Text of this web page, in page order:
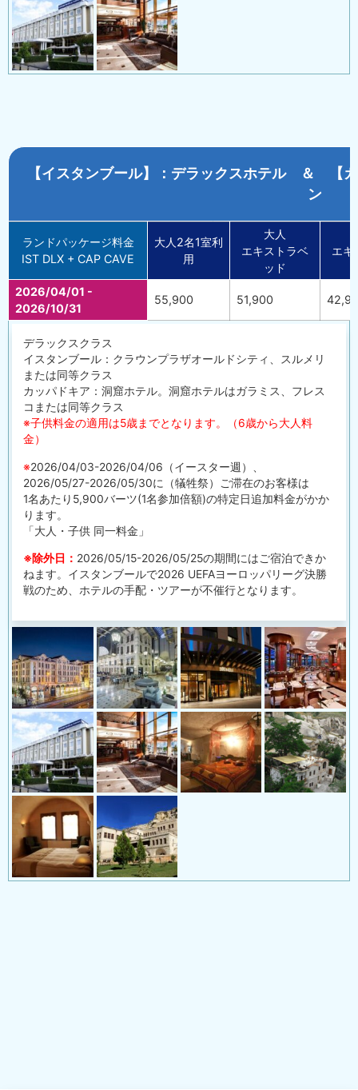
【イスタンブール】：デラックスホテル ＆ 【
ン
ランドパッケージ料金
IST DLX + CAP CAVE
大人2名1室利
用
大人
エキストラベ
ッド
エキ
2026/04/01 -
2026/10/31
55,900 51,900
デラックスクラス
イスタンブール：クラウンプラザオールドシティ、スルメリ
または同等クラス
カッパドキア：洞窟ホテル。洞窟ホテルはガラミス、フレス
コまたは同等クラス
※子供料金の適用は5歳までとなります。（6歳から大人料
金）
※2026/04/03-2026/04/06（イースター週）、
2026/05/27-2026/05/30に（犠牲祭）ご滞在のお客様は
1名あたり5,900バーツ(1名参加倍額)の特定日追加料金がかか
ります。
「大人・子供 同一料金」
※除外日： 2026/05/15-2026/05/25の期間にはご宿泊できか
ねます。イスタンブールで2026 UEFAヨーロッパリーグ決勝
戦のため、ホテルの手配・ツアーが不催行となります。